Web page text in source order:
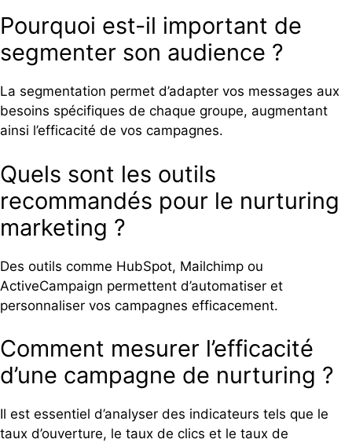
Pourquoi est-il important de
segmenter son audience ?
La segmentation permet d’adapter vos messages aux
besoins spécifiques de chaque groupe, augmentant
ainsi l’efficacité de vos campagnes.
Quels sont les outils
recommandés pour le nurturing
marketing ?
Des outils comme HubSpot, Mailchimp ou
ActiveCampaign permettent d’automatiser et
personnaliser vos campagnes efficacement.
Comment mesurer l’efficacité
d’une campagne de nurturing ?
Il est essentiel d’analyser des indicateurs tels que le
taux d’ouverture, le taux de clics et le taux de